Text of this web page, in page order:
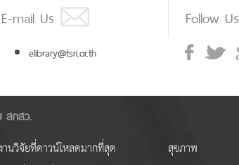
E-mail Us
elibrary@tsri.or.th
Follow Us
สกสว.
นวิจัยที่ดาวน์โหลดมากที่สุด
สุขภาพ